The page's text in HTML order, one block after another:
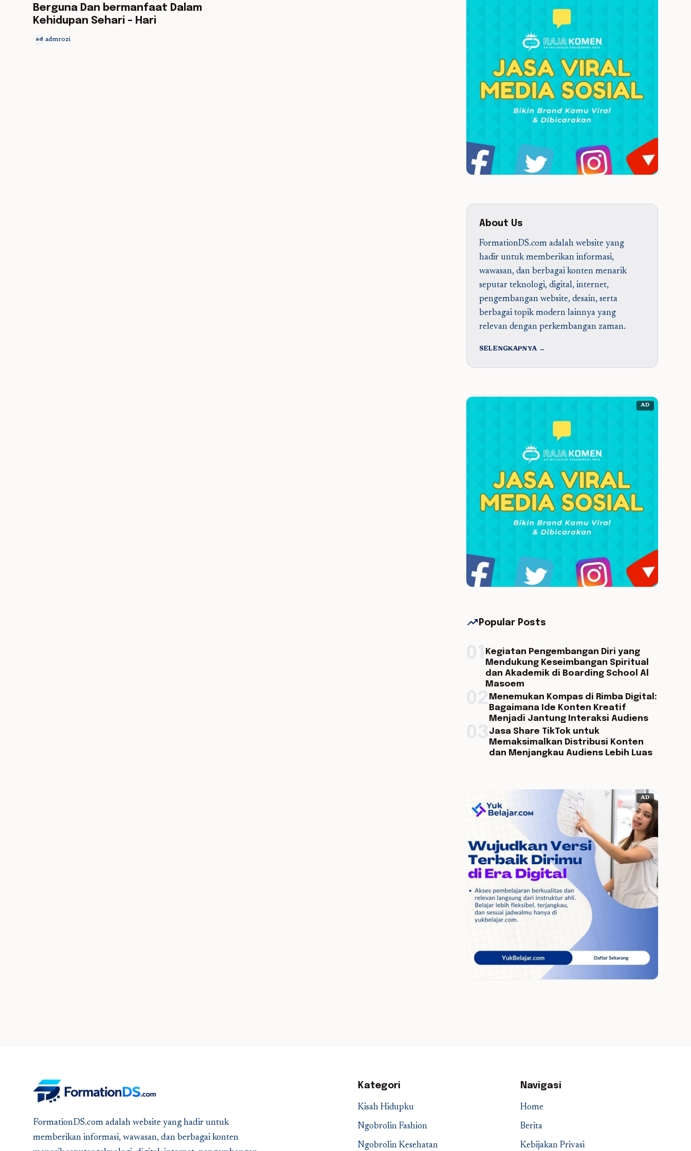
Berguna Dan bermanfaat Dalam
Kehidupan Sehari – Hari
ad admrozi
About Us
FormationDS.com adalah website yang
hadir untuk memberikan informasi,
wawasan, dan berbagai konten menarik
seputar teknologi, digital, internet,
pengembangan website, desain, serta
berbagai topik modern lainnya yang
relevan dengan perkembangan zaman.
SELENGKAPNYA →
AD
trending_up Popular Posts
Kegiatan Pengembangan Diri yang
Mendukung Keseimbangan Spiritual
dan Akademik di Boarding School Al
Masoem
Menemukan Kompas di Rimba Digital:
Bagaimana Ide Konten Kreatif
Menjadi Jantung Interaksi Audiens
Jasa Share TikTok untuk
Memaksimalkan Distribusi Konten
dan Menjangkau Audiens Lebih Luas
AD
FormationDS.com adalah website yang hadir untuk
memberikan informasi, wawasan, dan berbagai konten
Kategori
Kisah Hidupku
Ngobrolin Fashion
Ngobrolin Kesehatan
Navigasi
Home
Berita
Kebijakan Privasi